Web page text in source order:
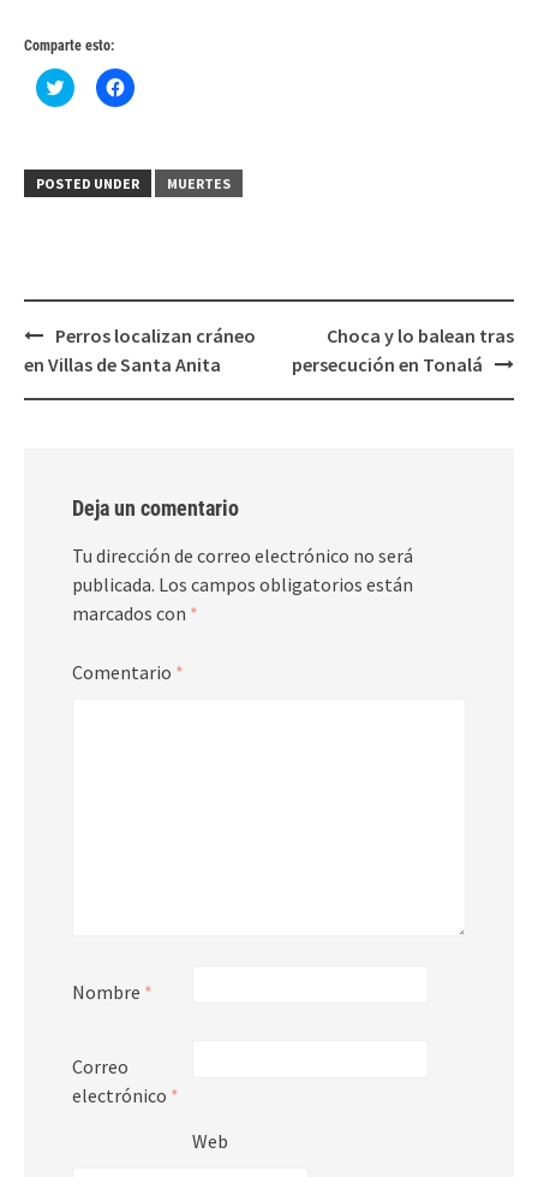
Comparte esto:
Haz
clic
(Se
abre
Haz
clic
(Se
abre
POSTED UNDER MUERTES
Post
navigation
Perros localizan cráneo
en Villas de Santa Anita
Choca y lo balean tras
persecución en Tonalá
Deja un comentario
Tu dirección de correo electrónico no será
publicada. Los campos obligatorios están
marcados con *
Comentario *
Nombre *
Correo
electrónico *
Web